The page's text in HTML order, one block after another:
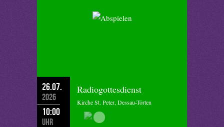
26.07.
2026
10:00
Uhr
Radiogottesdienst
Kirche St. Peter, Dessau-Törten